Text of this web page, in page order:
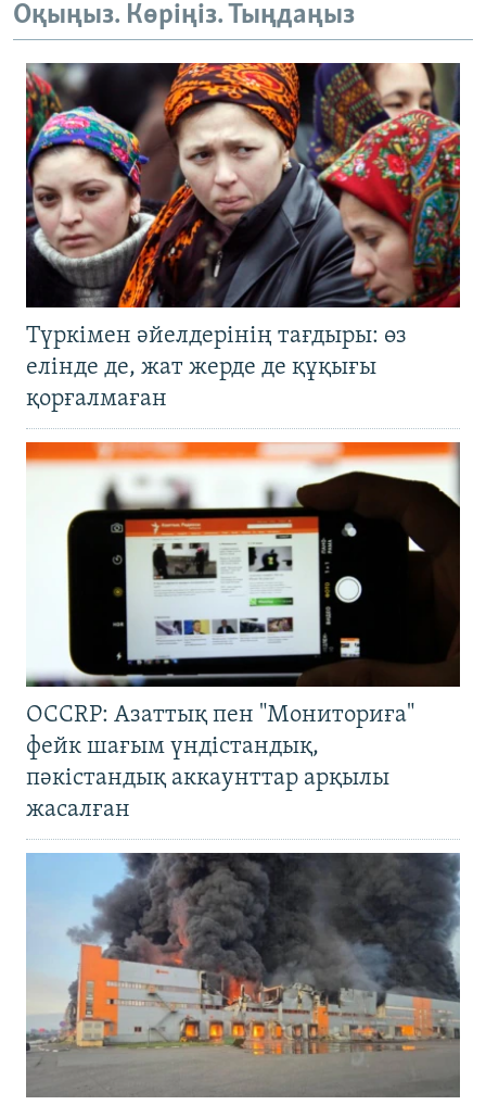
Оқыңыз. Көріңіз. Тыңдаңыз
Түркімен әйелдерінің тағдыры: өз
елінде де, жат жерде де құқығы
қорғалмаған
OCCRP: Азаттық пен "Мониториға"
фейк шағым үндістандық,
пәкістандық аккаунттар арқылы
жасалған